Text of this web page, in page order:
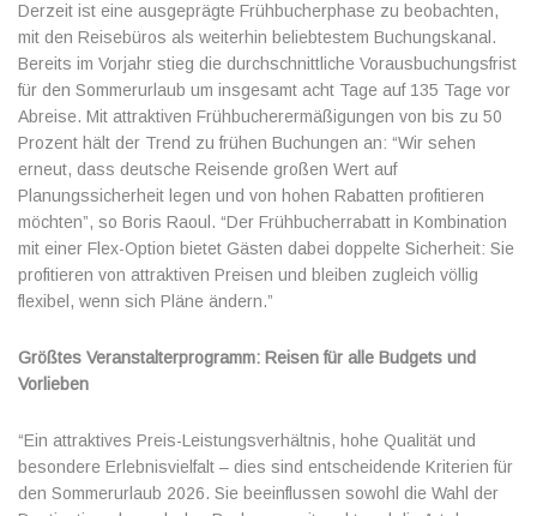
Derzeit ist eine ausgeprägte Frühbucherphase zu beobachten,
mit den Reisebüros als weiterhin beliebtestem Buchungskanal.
Bereits im Vorjahr stieg die durchschnittliche Vorausbuchungsfrist
für den Sommerurlaub um insgesamt acht Tage auf 135 Tage vor
Abreise. Mit attraktiven Frühbucherermäßigungen von bis zu 50
Prozent hält der Trend zu frühen Buchungen an: “Wir sehen
erneut, dass deutsche Reisende großen Wert auf
Planungssicherheit legen und von hohen Rabatten profitieren
möchten”, so Boris Raoul. “Der Frühbucherrabatt in Kombination
mit einer Flex-Option bietet Gästen dabei doppelte Sicherheit: Sie
profitieren von attraktiven Preisen und bleiben zugleich völlig
flexibel, wenn sich Pläne ändern.”
Größtes Veranstalterprogramm: Reisen für alle Budgets und
Vorlieben
“Ein attraktives Preis-Leistungsverhältnis, hohe Qualität und
besondere Erlebnisvielfalt – dies sind entscheidende Kriterien für
den Sommerurlaub 2026. Sie beeinflussen sowohl die Wahl der